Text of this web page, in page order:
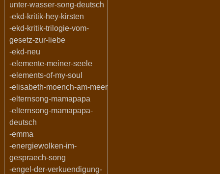
unter-wasser-song-deutsch
-ekd-kritik-hey-kirsten
-ekd-kritik-trilogie-vom-
gesetz-zur-liebe
-ekd-neu
-elemente-meiner-seele
-elements-of-my-soul
-elisabeth-moench-am-meer
-elternsong-mamapapa
-elternsong-mamapapa-
deutsch
-emma
-energiewolken-im-
gespraech-song
-engel-der-verkuendigung-